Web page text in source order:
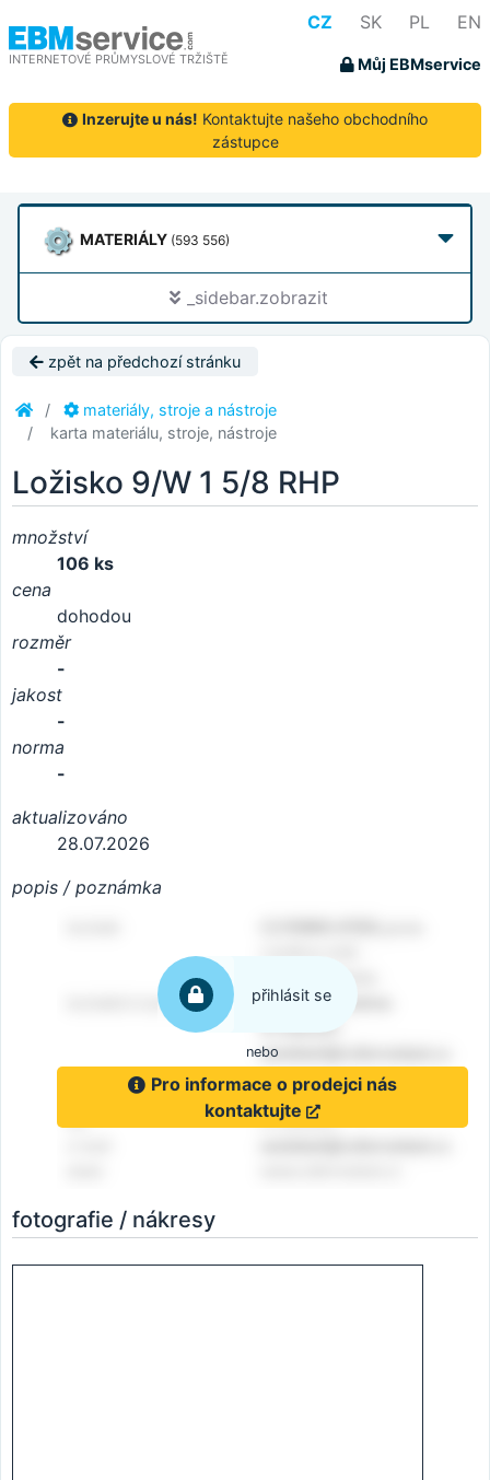
INTERNETOVÉ PRŮMYSLOVÉ TRŽIŠTĚ
CZ SK PL EN
Můj EBMservice
Inzerujte u nás! Kontaktujte našeho obchodního
zástupce
MATERIÁLY (593 556)
_sidebar.zobrazit
zpět na předchozí stránku
materiály, stroje a nástroje
karta materiálu, stroje, nástroje
Ložisko 9/W 1 5/8 RHP
množství
106 ks
cena
dohodou
rozměr
-
jakost
-
norma
-
aktualizováno
28.07.2026
popis / poznámka
přihlásit se
nebo
Pro informace o prodejci nás
kontaktujte
fotografie / nákresy